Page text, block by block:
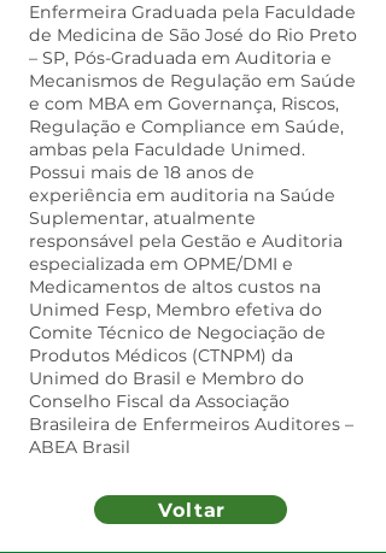
Enfermeira Graduada pela Faculdade
de Medicina de São José do Rio Preto
– SP, Pós-Graduada em Auditoria e
Mecanismos de Regulação em Saúde
e com MBA em Governança, Riscos,
Regulação e Compliance em Saúde,
ambas pela Faculdade Unimed.
Possui mais de 18 anos de
experiência em auditoria na Saúde
Suplementar, atualmente
responsável pela Gestão e Auditoria
especializada em OPME/DMI e
Medicamentos de altos custos na
Unimed Fesp, Membro efetiva do
Comite Técnico de Negociação de
Produtos Médicos (CTNPM) da
Unimed do Brasil e Membro do
Conselho Fiscal da Associação
Brasileira de Enfermeiros Auditores –
ABEA Brasil
Voltar